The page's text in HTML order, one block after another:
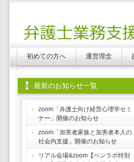
Benlabo
初めての方へ 運営理念
最新のお知らせ一覧
zoom「弁護士向け経営心理学セミ
ナー」開催のお知らせ
zoom「加害者家族と加害者本人の
社会内支援」開催のお知らせ
リアル会場&zoom【ベンラボ特別